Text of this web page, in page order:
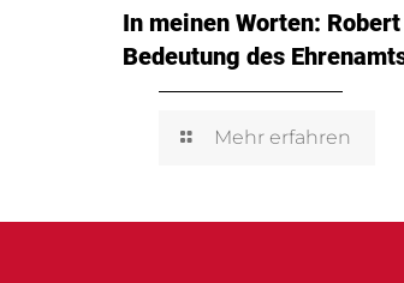
In meinen Worten:
Bedeutung des
Mehr erfahren